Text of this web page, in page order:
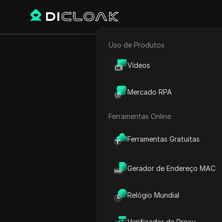
E-commerce
Uso de Produtos
Vídeos
Mercado RPA
Ferramentas Online
Ferramentas Gratuitas
Gerador de Endereço MAC
Relógio Mundial
Proxies móveis de alta
de redes sociais